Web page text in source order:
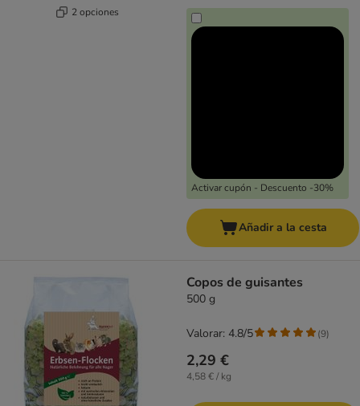
2 opciones
Activar cupón - Descuento -30%
Añadir a la cesta
Copos de guisantes
500 g
2,29 €
4,58 € / kg
Valorar: 4.8/5 (9)